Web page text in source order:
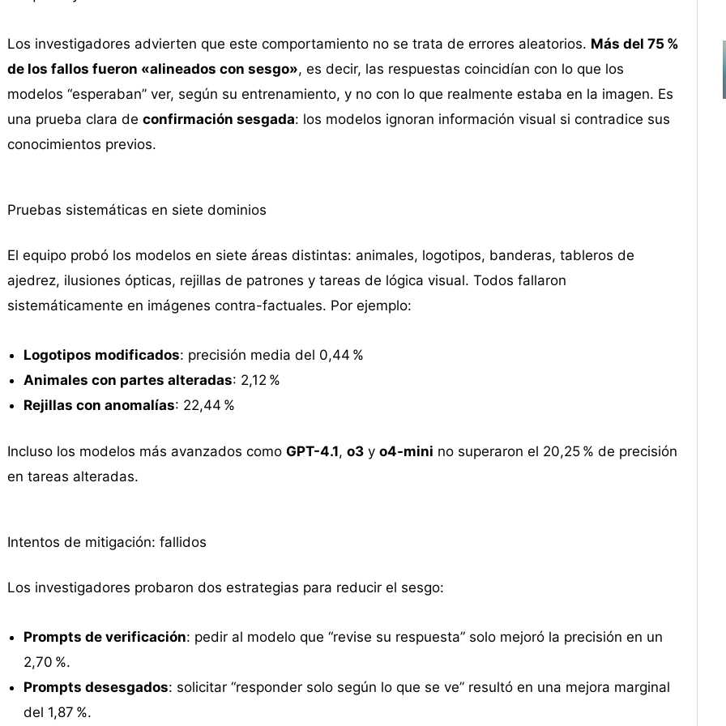
Los investigadores advierten que este comportamiento no se trata de errores aleatorios. Más del 75 %
de los fallos fueron «alineados con sesgo», es decir, las respuestas coincidían con lo que los
modelos “esperaban” ver, según su entrenamiento, y no con lo que realmente estaba en la imagen. Es
una prueba clara de confirmación sesgada: los modelos ignoran información visual si contradice sus
conocimientos previos.
Pruebas sistemáticas en siete dominios
El equipo probó los modelos en siete áreas distintas: animales, logotipos, banderas, tableros de
ajedrez, ilusiones ópticas, rejillas de patrones y tareas de lógica visual. Todos fallaron
sistemáticamente en imágenes contra-factuales. Por ejemplo:
Logotipos modificados: precisión media del 0,44 %
Animales con partes alteradas: 2,12 %
Rejillas con anomalías: 22,44 %
Incluso los modelos más avanzados como GPT-4.1, o3y o4-mini no superaron el 20,25 % de precisión
en tareas alteradas.
Intentos de mitigación: fallidos
Los investigadores probaron dos estrategias para reducir el sesgo:
Prompts de verificación: pedir al modelo que “revise su respuesta” solo mejoró la precisión en un
2,70 %.
Prompts desesgados: solicitar “responder solo según lo que se ve” resultó en una mejora marginal
del 1,87 %.